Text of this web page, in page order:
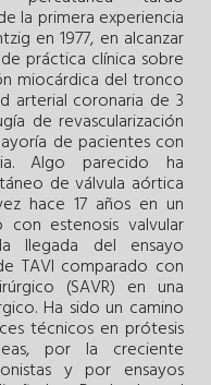
la primera experiencia
en 1977, en alcanzar
práctica clínica sobre
miocárdica del tronco
arterial coronaria de 3
de revascularización
de pacientes con
Algo parecido ha
de válvula aórtica
hace 17 años en un
estenosis valvular
llegada del ensayo
TAVI comparado con
(SAVR) en una
Ha sido un camino
técnicos en prótesis
por la creciente
y por ensayos